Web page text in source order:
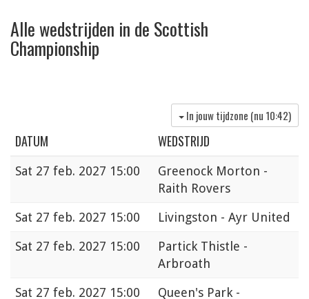
Alle wedstrijden in de Scottish
Championship
In jouw tijdzone (nu 10:42)
DATUM WEDSTRIJD
Sat 27 feb. 2027 15:00
Greenock Morton -
Raith Rovers
Sat 27 feb. 2027 15:00
Livingston - Ayr United
Sat 27 feb. 2027 15:00
Partick Thistle -
Arbroath
Sat 27 feb. 2027 15:00
Queen's Park -